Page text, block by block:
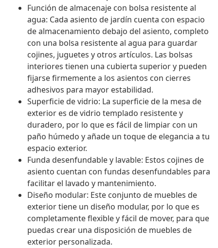
Función de almacenaje con bolsa resistente al
agua: Cada asiento de jardín cuenta con espacio
de almacenamiento debajo del asiento, completo
con una bolsa resistente al agua para guardar
cojines, juguetes y otros artículos. Las bolsas
interiores tienen una cubierta superior y pueden
fijarse firmemente a los asientos con cierres
adhesivos para mayor estabilidad.
Superficie de vidrio: La superficie de la mesa de
exterior es de vidrio templado resistente y
duradero, por lo que es fácil de limpiar con un
paño húmedo y añade un toque de elegancia a tu
espacio exterior.
Funda desenfundable y lavable: Estos cojines de
asiento cuentan con fundas desenfundables para
facilitar el lavado y mantenimiento.
Diseño modular: Este conjunto de muebles de
exterior tiene un diseño modular, por lo que es
completamente flexible y fácil de mover, para que
puedas crear una disposición de muebles de
exterior personalizada.